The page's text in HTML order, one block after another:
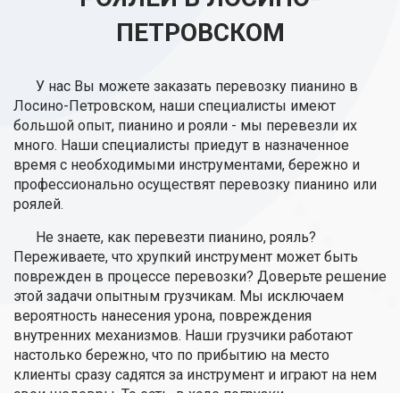
ПЕТРОВСКОМ
У нас Вы можете заказать перевозку пианино в
Лосино-Петровском, наши специалисты имеют
большой опыт, пианино и рояли - мы перевезли их
много. Наши специалисты приедут в назначенное
время с необходимыми инструментами, бережно и
профессионально осуществят перевозку пианино или
роялей.
Не знаете, как перевезти пианино, рояль?
Переживаете, что хрупкий инструмент может быть
поврежден в процессе перевозки? Доверьте решение
этой задачи опытным грузчикам. Мы исключаем
вероятность нанесения урона, повреждения
внутренних механизмов. Наши грузчики работают
настолько бережно, что по прибытию на место
клиенты сразу садятся за инструмент и играют на нем